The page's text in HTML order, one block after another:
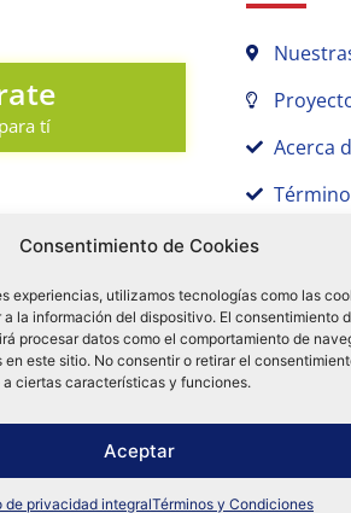
Consentimiento de Cookies
experiencias, utilizamos tecnologías como las
la información del dispositivo. El consentimiento
procesar datos como el comportamiento de
este sitio. No consentir o retirar el
ciertas características y funciones.
Aceptar
de privacidad integralTérminos y Condiciones
tí
Acerca
Aviso
55